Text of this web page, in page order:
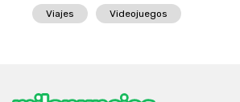
Viajes Videojuegos